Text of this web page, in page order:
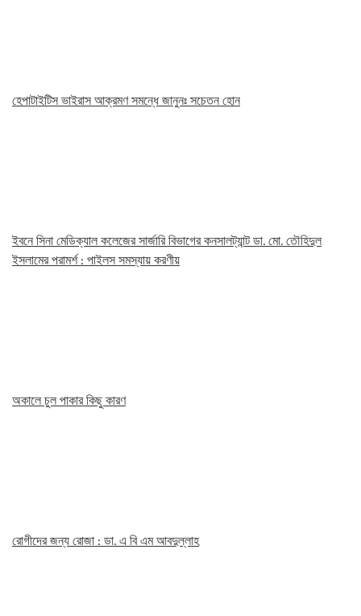
হেপাটাইটিস ভাইরাস আক্রমণ সমন্ধে জানুনঃ সচেতন হোন
ইবনে সিনা মেডিক্যাল কলেজের সার্জারি বিভাগের কনসালট্যান্ট ডা. মো. তৌহিদুল
ইসলামের পরামর্শ : পাইলস সমস্যায় করণীয়
অকালে চুল পাকার কিছু কারণ
রোগীদের জন্য রোজা : ডা. এ বি এম আবদুল্লাহ